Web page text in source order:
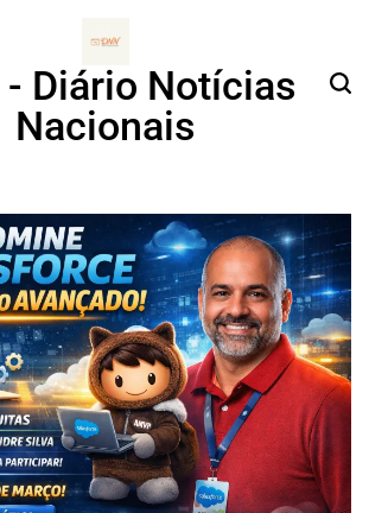
- Diário Notícias
Nacionais